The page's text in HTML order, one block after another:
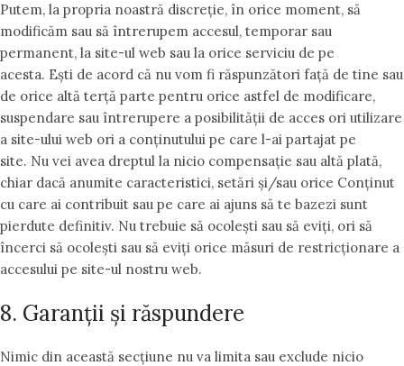
Putem, la propria noastră discreție, în orice moment, să
modificăm sau să întrerupem accesul, temporar sau
permanent, la site-ul web sau la orice serviciu de pe
acesta. Ești de acord că nu vom fi răspunzători față de tine sau
de orice altă terță parte pentru orice astfel de modificare,
suspendare sau întrerupere a posibilității de acces ori utilizare
a site-ului web ori a conținutului pe care l-ai partajat pe
site. Nu vei avea dreptul la nicio compensație sau altă plată,
chiar dacă anumite caracteristici, setări și/sau orice Conținut
cu care ai contribuit sau pe care ai ajuns să te bazezi sunt
pierdute definitiv. Nu trebuie să ocolești sau să eviți, ori să
încerci să ocolești sau să eviți orice măsuri de restricționare a
accesului pe site-ul nostru web.
8. Garanții și răspundere
Nimic din această secțiune nu va limita sau exclude nicio